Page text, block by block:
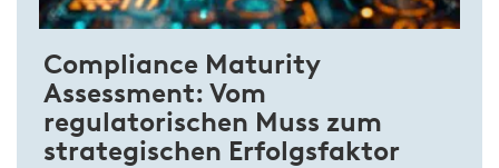
Compliance Maturity
Assessment: Vom
regulatorischen Muss zum
strategischen Erfolgsfaktor